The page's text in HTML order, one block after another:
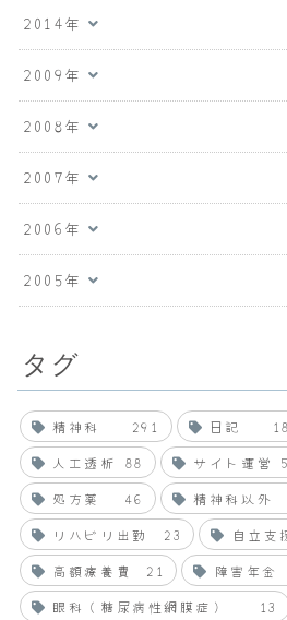
2014年
2009年
2008年
2007年
2006年
2005年
タグ
精神科 291 日記
人工透析
88 サイト運営
処方薬
46 精神科以外
リハビリ出勤
23 自立支
高額療養費
21 障害年金
眼科（糖尿病性網膜症）
13